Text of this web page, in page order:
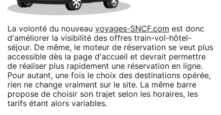
La volonté du nouveau voyages-SNCF.com est donc
d'améliorer la visibilité des offres train-vol-hôtel-
séjour. De même, le moteur de réservation se veut plus
accessible dès la page d'accueil et devrait permettre
de réaliser plus rapidement une réservation en ligne.
Pour autant, une fois le choix des destinations opérée,
rien ne change vraiment sur le site. La même barre
propose de choisir son trajet selon les horaires, les
tarifs étant alors variables.